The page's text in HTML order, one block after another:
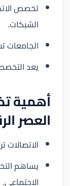
تخصص
الشبكات.
الجامعات
يعد
أهمية
العصر
الاتصالات
يساهم
الاجتماعي.